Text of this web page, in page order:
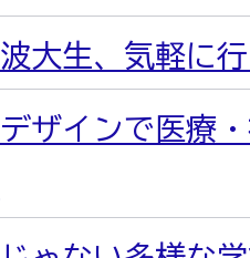
大生、気軽に
ザインで医療